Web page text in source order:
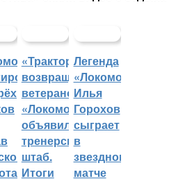
«Трактор»
возвращает
ветеранов,
«Локомотив»
объявил
тренерский
штаб.
Итоги
Легенда
«Локомотива»
Илья
Горохов
сыграет
в
звездном
матче